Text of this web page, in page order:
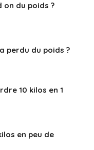
on du poids ?
perdu du poids ?
10 kilos en 1
en peu de